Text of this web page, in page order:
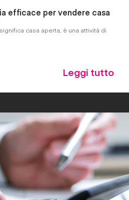
efficace per vendere casa
casa aperta, è una attività di
Leggi tutto